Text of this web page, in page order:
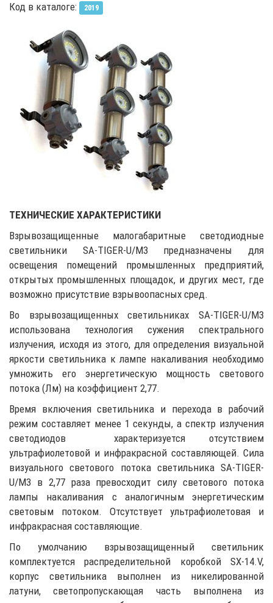
Код в каталоге: 2019
ТЕХНИЧЕСКИЕ ХАРАКТЕРИСТИКИ
Взрывозащищенные малогабаритные светодиодные
светильники SA-TIGER-U/M3 предназначены для
освещения помещений промышленных предприятий,
открытых промышленных площадок, и других мест, где
возможно присутствие взрывоопасных сред.
Во взрывозащищенных светильниках SA-TIGER-U/M3
использована технология сужения спектрального
излучения, исходя из этого, для определения визуальной
яркости светильника к лампе накаливания необходимо
умножить его энергетическую мощность светового
потока (Лм) на коэффициент 2,77.
Время включения светильника и перехода в рабочий
режим составляет менее 1 секунды, а спектр излучения
светодиодов характеризуется отсутствием
ультрафиолетовой и инфракрасной составляющей. Сила
визуального светового потока светильника SA-TIGER-
U/M3 в 2,77 раза превосходит силу светового потока
лампы накаливания с аналогичным энергетическим
световым потоком. Отсутствует ультрафиолетовая и
инфракрасная составляющие.
По умолчанию взрывозащищенный светильник
комплектуется распределительной коробкой SX-14.V,
корпус светильника выполнен из никелированной
латуни, светопропускающая часть выполнена из